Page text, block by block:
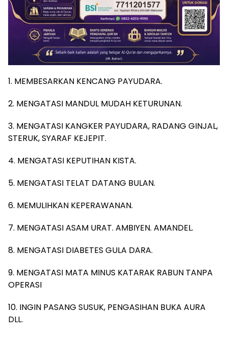
1. MEMBESARKAN KENCANG PAYUDARA.
2. MENGATASI MANDUL MUDAH KETURUNAN.
3. MENGATASI KANGKER PAYUDARA, RADANG GINJAL,
STERUK, SYARAF KEJEPIT.
4. MENGATASI KEPUTIHAN KISTA.
5. MENGATASI TELAT DATANG BULAN.
6. MEMULIHKAN KEPERAWANAN.
7. MENGATASI ASAM URAT. AMBIYEN. AMANDEL.
8. MENGATASI DIABETES GULA DARA.
9. MENGATASI MATA MINUS KATARAK RABUN TANPA
OPERASI
10. INGIN PASANG SUSUK, PENGASIHAN BUKA AURA
DLL.